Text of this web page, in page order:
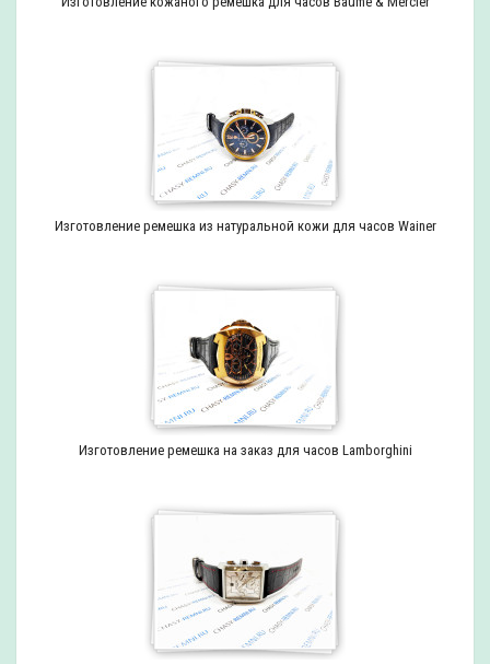
Изготовление ремешка из натуральной кожи для часов Wainer
Изготовление ремешка на заказ для часов Lamborghini